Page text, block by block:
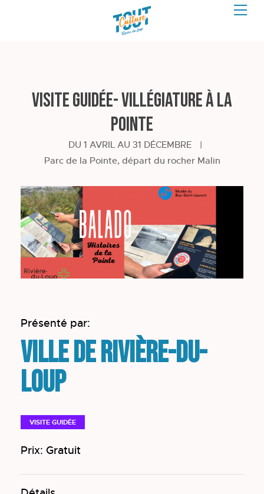
Visite guidée- Villégiature à la
Pointe
DU 1 AVRIL AU 31 DÉCEMBRE
|
Parc de la Pointe, départ du rocher Malin
Présenté par:
Ville de Rivière-du-
Loup
VISITE GUIDÉE
Prix: Gratuit